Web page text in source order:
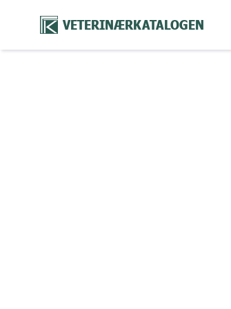
VETERINÆRKATALOGEN